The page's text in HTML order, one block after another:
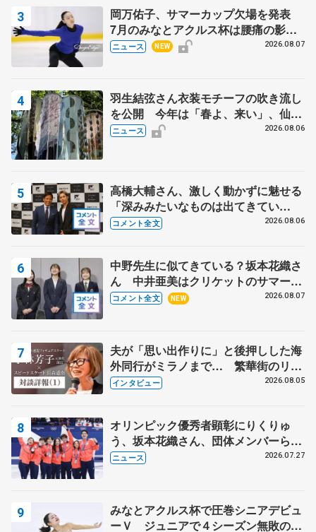
岡万佑子、サマーカップ欠場を発表
7月のみなとアクルス杯は腰痛の影響
で
ニュース NEW 2026.08.07
羽生結弦さん衣装モチーフの吹き流し
を公開 今年は「春よ、来い」、仙台
の瑞鳳殿
ニュース 2026.08.06
高橋大輔さん、激しく動かずに魅せる
「深みみたいなものは出てきてい
る？」 〝兄さん〟と慕うレジェンド
コメント全文 2026.08.06
中野先生に似てきている？坂本花織さ
ん 中井亜美はクリケットのサマーキ
ャンプに 島田麻央はたくさん試合に
コメント全文 NEW 2026.08.07
夫が「思い出作りに」と後押しした海
外同行がミラノまで… 繁華街のリン
クでは不良のお兄さんも味方に 小林
インタビュー 2026.08.05
オリンピック優秀者顕彰にりくりゅ
う、坂本花織さん、団体メンバーら
8月7日に文科省が表彰式、ブルーノ・
ニュース 2026.07.27
みなとアクルス杯で圧巻シニアデビュ
ーＶ ジュニアで４シーズン無敗の島